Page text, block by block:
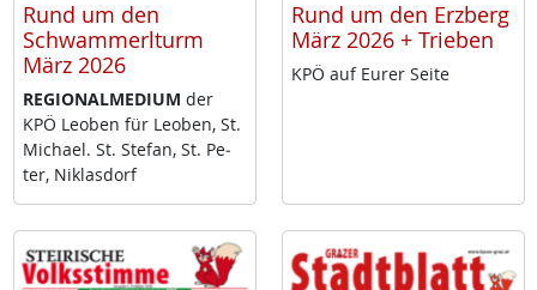
Rund um den
Schwammerlturm
März 2026
RE­GIO­NAL­ME­DI­UM der
KPÖ Leo­ben für Leo­ben, St.
Mi­cha­el. St. Ste­fan, St. Pe­
ter, Niklas­dorf
Rund um den Erzberg
März 2026 + Trieben
KPÖ auf Eu­rer Sei­te